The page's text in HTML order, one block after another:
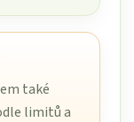
také
limitů a